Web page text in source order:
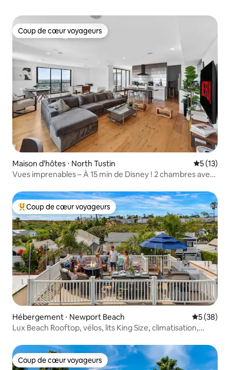
Coup de cœur voyageurs
Coup de cœur voyageurs
Maison d'hôtes ⋅ North Tustin
5 (13)
Vues imprenables – À 15 min de Disney ! 2 chambres avec
Coups de cœur voyageurs les plus appréciés
Coup de cœur voyageurs
Hébergement ⋅ Newport Beach
5 (38)
Lux Beach Rooftop, vélos, lits King Size, climatisation,
Coup de cœur voyageurs
Coup de cœur voyageurs